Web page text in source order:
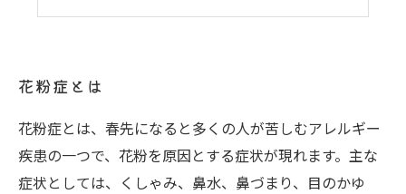
花粉症とは
花粉症とは、春先になると多くの人が苦しむアレルギー
疾患の一つで、花粉を原因とする症状が現れます。主な
症状としては、くしゃみ、鼻水、鼻づまり、目のかゆ